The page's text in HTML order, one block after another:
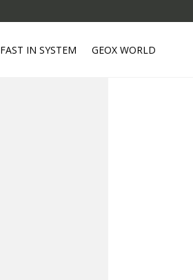
FAST IN SYSTEM GEOX WORLD